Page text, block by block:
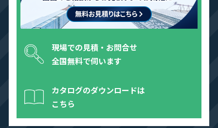
現場での見積・お問合せ
全国無料で伺います
カタログのダウンロードは
こちら